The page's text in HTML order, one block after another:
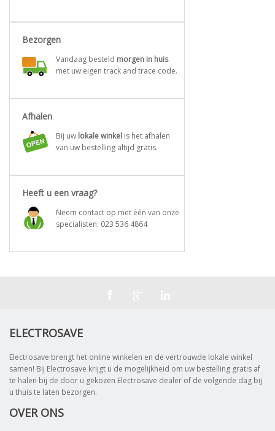
Bezorgen
Vandaag besteld morgen in huis
met uw eigen track and trace code.
Afhalen
Bij uw lokale winkel is het afhalen
van uw bestelling altijd gratis.
Heeft u een vraag?
Neem contact op met één van onze
specialisten: 023 536 4864
ELECTROSAVE
Electrosave brengt het online winkelen en de vertrouwde lokale winkel
samen! Bij Electrosave krijgt u de mogelijkheid om uw bestelling gratis af
te halen bij de door u gekozen Electrosave dealer of de volgende dag bij
u thuis te laten bezorgen.
OVER ONS